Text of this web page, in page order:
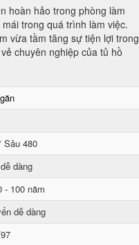
hoàn hảo trong phòng làm
trong quá trình làm việc.
vừa tầm tăng sự tiện lợi trong
chuyên nghiệp của tủ hồ
Sâu 480
dàng
- 100 năm
dễ dàng